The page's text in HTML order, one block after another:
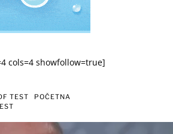
cols=4 showfollow=true]
TEST
POČETNA